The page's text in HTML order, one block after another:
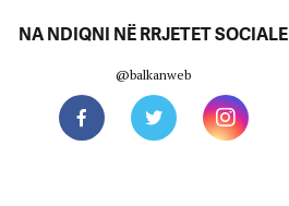
NA NDIQNI NË RRJETET SOCIALE
@balkanweb